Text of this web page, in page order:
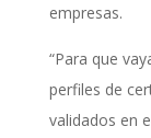
empresas.
“Para que
perfiles de
validados en